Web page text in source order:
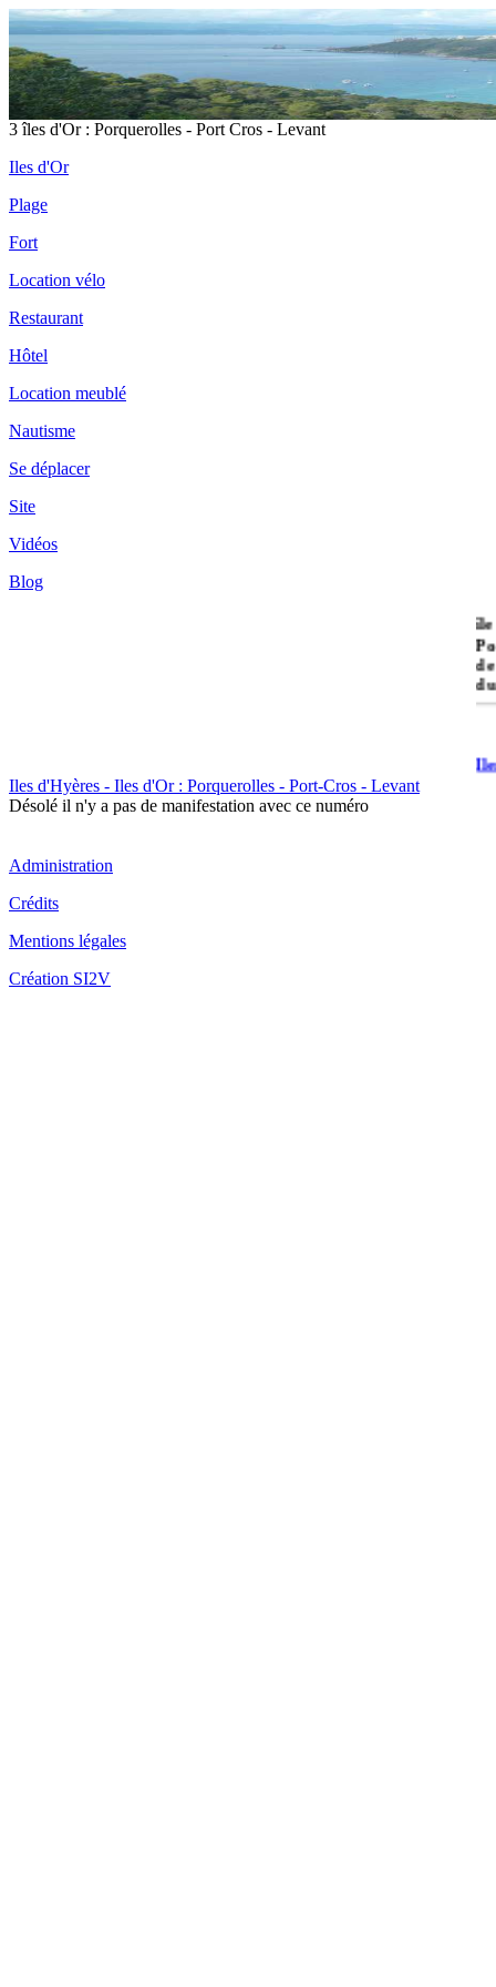
3 îles d'Or : Porquerolles - Port Cros - Levant
Iles d'Or
Plage
Fort
Location vélo
Restaurant
Hôtel
Location meublé
Nautisme
Se déplacer
Site
Vidéos
Blog
île
Iles d'Hyères - Iles d'Or : Porquerolles - Port-Cros - Levant
Désolé il n'y a pas de manifestation avec ce numéro
Administration
Crédits
Mentions légales
Création SI2V